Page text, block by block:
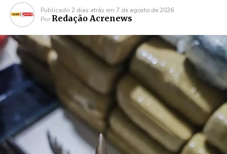
Publicado 2 dias atrás em 7 de agosto de 2026
Por Redação Acrenews